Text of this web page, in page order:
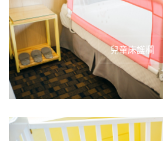
兒童床護欄